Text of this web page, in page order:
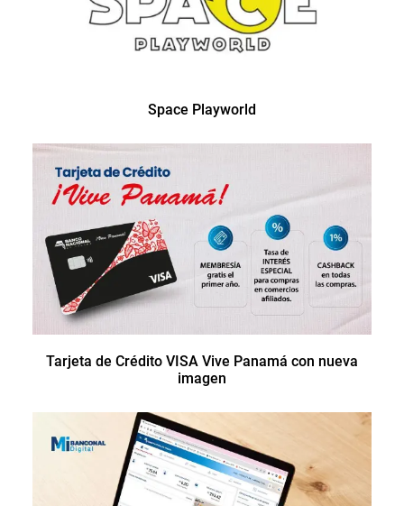
Space Playworld
Tarjeta de Crédito VISA Vive Panamá con nueva
imagen